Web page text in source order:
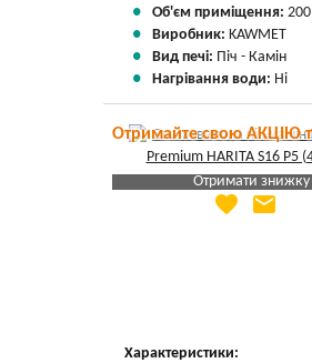
Об'єм приміщення:
Виробник: KAWMET
Вид печі: Піч - Камін
Нагрівання води: Ні
Отримайте свою АКЦІЮ
Отримати знижку
Яка Ваша ціна
favorite email
Характеристики: